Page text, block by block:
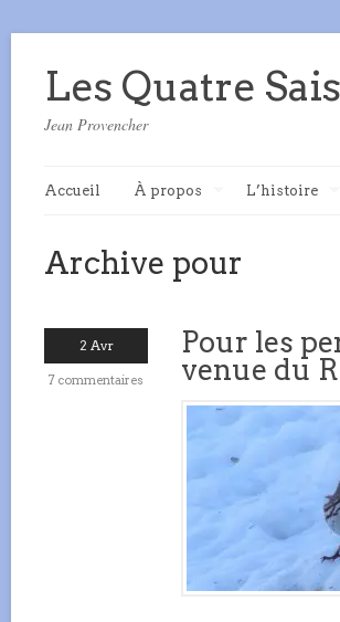
Les Quatre
Jean Provencher
Accueil À propos L’histoire
Archive pour
2 Avr
7 commentaires
Pour les
venue du